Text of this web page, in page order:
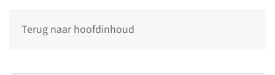
Terug naar hoofdinhoud